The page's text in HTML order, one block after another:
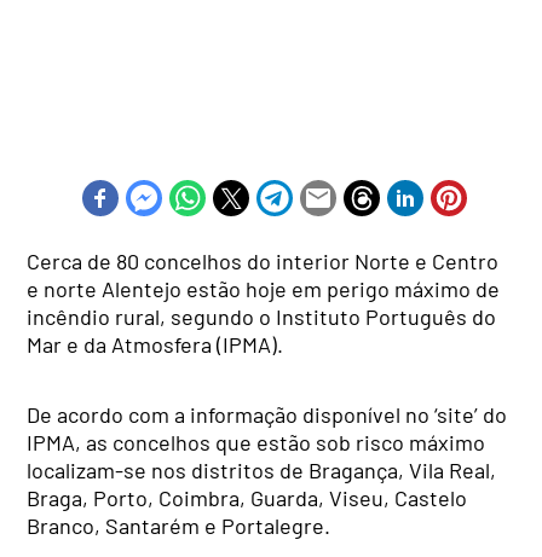
Cerca de 80 concelhos do interior Norte e Centro
e norte Alentejo estão hoje em perigo máximo de
incêndio rural, segundo o Instituto Português do
Mar e da Atmosfera (IPMA).
De acordo com a informação disponível no ‘site’ do
IPMA, as concelhos que estão sob risco máximo
localizam-se nos distritos de Bragança, Vila Real,
Braga, Porto, Coimbra, Guarda, Viseu, Castelo
Branco, Santarém e Portalegre.